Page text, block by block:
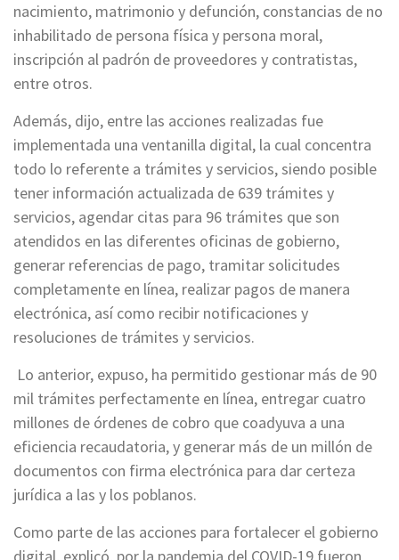
nacimiento, matrimonio y defunción, constancias de no
inhabilitado de persona física y persona moral,
inscripción al padrón de proveedores y contratistas,
entre otros.
Además, dijo, entre las acciones realizadas fue
implementada una ventanilla digital, la cual concentra
todo lo referente a trámites y servicios, siendo posible
tener información actualizada de 639 trámites y
servicios, agendar citas para 96 trámites que son
atendidos en las diferentes oficinas de gobierno,
generar referencias de pago, tramitar solicitudes
completamente en línea, realizar pagos de manera
electrónica, así como recibir notificaciones y
resoluciones de trámites y servicios.
Lo anterior, expuso, ha permitido gestionar más de 90
mil trámites perfectamente en línea, entregar cuatro
millones de órdenes de cobro que coadyuva a una
eficiencia recaudatoria, y generar más de un millón de
documentos con firma electrónica para dar certeza
jurídica a las y los poblanos.
Como parte de las acciones para fortalecer el gobierno